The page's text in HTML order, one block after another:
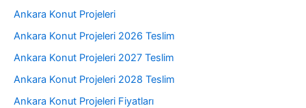
Ankara Konut Projeleri
Ankara Konut Projeleri 2026 Teslim
Ankara Konut Projeleri 2027 Teslim
Ankara Konut Projeleri 2028 Teslim
Ankara Konut Projeleri Fiyatları